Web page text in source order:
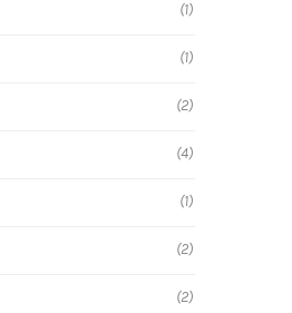
(1)
(1)
(2)
(4)
(1)
(2)
(2)